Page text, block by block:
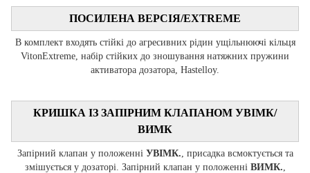
ПОСИЛЕНА ВЕРСІЯ/EXTREME
В комплект входять стійкі до агресивних рідин ущільнюючі кільця
VitonExtreme, набір стійких до зношування натяжних пружини
активатора дозатора, Hastelloy.
КРИШКА ІЗ ЗАПІРНИМ КЛАПАНОМ УВІМК/
ВИМК
Запірний клапан у положенні УВІМК. , присадка всмоктується та
змішується у дозаторі. Запірний клапан у положенні ВИМК.